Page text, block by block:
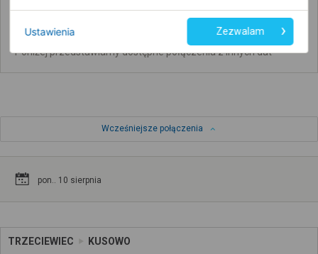
Poniżej przedstawiamy dostępne połączenia z innych dat
Wcześniejsze połączenia
pon.. 10 sierpnia
TRZECIEWIEC KUSOWO
Ustawienia Zezwalam